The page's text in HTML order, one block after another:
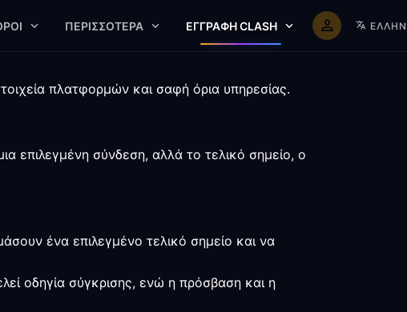
ΠΕΡΙΣΣΌΤΕΡΑ ΕΓΓΡΑΦΉ CLASH
πλατφορμών και σαφή όρια υπηρεσίας.
επιλεγμένη σύνδεση, αλλά το τελικό σημείο, ο
ένα επιλεγμένο τελικό σημείο και να
οδηγία σύγκρισης, ενώ η πρόσβαση και η